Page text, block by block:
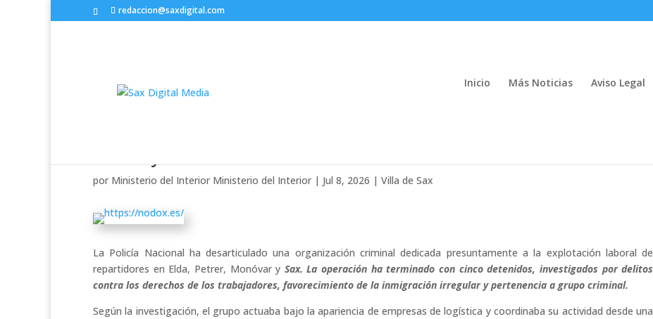
redaccion@saxdigital.com
Inicio Más Noticias Aviso Legal
por Ministerio del Interior Ministerio del Interior | Jul 8, 2026 | Villa de Sax
La Policía Nacional ha desarticulado una organización criminal dedicada presuntamente a la explotación laboral de
repartidores en Elda, Petrer, Monóvar y Sax. La operación ha terminado con cinco detenidos, investigados por delitos
contra los derechos de los trabajadores, favorecimiento de la inmigración irregular y pertenencia a grupo criminal.
Según la investigación, el grupo actuaba bajo la apariencia de empresas de logística y coordinaba su actividad desde una